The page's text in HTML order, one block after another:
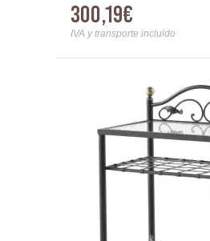
300,19€
IVA y transporte incluido